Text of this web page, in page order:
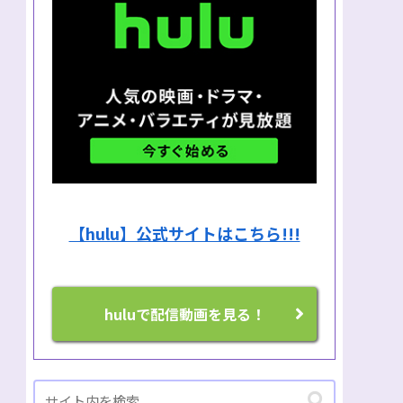
【hulu】公式サイトはこちら!!!
huluで配信動画を見る！